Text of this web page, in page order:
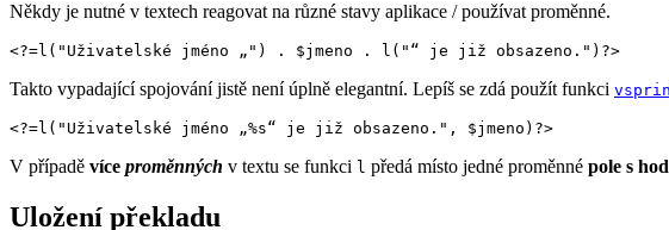
Někdy je nutné v textech reagovat na různé stavy aplikace / používat proměnné.
<?=l("Uživatelské jméno „") . $jmeno . l("“ je již obsazeno.")?>
Takto vypadající spojování jistě není úplně elegantní. Lepíš se zdá použít funkci
<?=l("Uživatelské jméno „%s“ je již obsazeno.", $jmeno)?>
V případě více proměnných v textu se funkci l předá místo jedné proměnné pole s
Uložení překladu